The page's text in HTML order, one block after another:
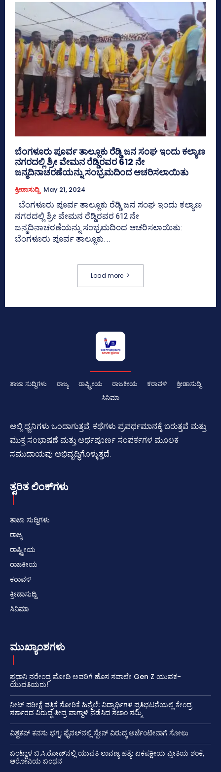
ಬೆಂಗಳೂರು ಪೂರ್ವ ತಾಲ್ಲೂಕು ರೆಡ್ಡಿ ಜನ ಸಂಘ ಇಂದು ಕಲ್ಯಾಣ
ನಗರದಲ್ಲಿ ಶ್ರೀ ವೇಮನ ರೆಡ್ಡಿರವರ 612 ನೇ
ಜನ್ಮದಿನಾಚರಣೆಯನ್ನು ಸಂಭ್ರಮದಿಂದ ಆಚರಿಸಲಾಯಿತು
ಕ್ರೀಡಾಸುದ್ದಿ May 21, 2024
ನಗರದಲ್ಲಿ ಶ್ರೀ ವೇಮನ ರೆಡ್ಡಿರವರ 612 ನೇ
ಜನ್ಮದಿನಾಚರಣೆಯನ್ನು ಸಂಭ್ರಮದಿಂದ ಆಚರಿಸಲಾಯಿತು:
ಬೆಂಗಳೂರು ಪೂರ್ವ ತಾಲ್ಲೂಕು...
Load more
ತಾಜಾ ಸುದ್ದಿಗಳು ರಾಜ್ಯ ರಾಷ್ಟ್ರೀಯ ರಾಜಕೀಯ ಕರಾವಳಿ
ಕ್ರೀಡಾಸುದ್ದಿ
ಸಿನಿಮಾ
ಅಲ್ಲಿ ಧ್ವನಿಗಳು ಒಂದಾಗುತ್ತವೆ, ಕಥೆಗಳು ಪ್ರವರ್ಧಮಾನಕ್ಕೆ ಬರುತ್ತವೆ ಮತ್ತು
ಮುಕ್ತ ಸಂಭಾಷಣೆ ಮತ್ತು ಅರ್ಥಪೂರ್ಣ ಸಂಪರ್ಕಗಳ ಮೂಲಕ
ಸಮುದಾಯವು ಅಭಿವೃದ್ಧಿಗೊಳ್ಳುತ್ತದೆ.
ತ್ವರಿತ ಲಿಂಕ್‌ಗಳು
ತಾಜಾ ಸುದ್ದಿಗಳು
ರಾಜ್ಯ
ರಾಷ್ಟ್ರೀಯ
ರಾಜಕೀಯ
ಕರಾವಳಿ
ಕ್ರೀಡಾಸುದ್ದಿ
ಸಿನಿಮಾ
ಮುಖ್ಯಾಂಶಗಳು
ಪ್ರಧಾನಿ ನರೇಂದ್ರ ಮೋದಿ ಅವರಿಗೆ ಹೊಸ ಸವಾಲೇ Gen Z ಯುವಕ-
ಯುವತಿಯರು!
ನೀಟ್ ಪರೀಕ್ಷೆ ಪತ್ರಿಕೆ ಸೋರಿಕೆ ಹಿನ್ನೆಲೆ: ವಿದ್ಯಾರ್ಥಿಗಳ ಪ್ರತಿಭಟನೆಯಲ್ಲಿ ಕೇಂದ್ರ
ಸರ್ಕಾರದ ವಿರುದ್ಧ ತೀವ್ರ ವಾಗ್ದಾಳಿ ನಡೆಸಿದ ಸಲಾಂ ಸಮ್ಮಿ
ವಿಶ್ವಕಪ್ ಕನಸು ಭಗ್ನ: ಫೈನಲ್‌ನಲ್ಲಿ ಸ್ಪೇನ್ ವಿರುದ್ಧ ಅರ್ಜೆಂಟೀನಾಗೆ ಸೋಲು
ಬಂಟ್ವಾಳ ಬಿ.ಸಿ.ರೋಡ್‌ನಲ್ಲಿ ಯುವತಿ ಲಾವಣ್ಯ ಹತ್ಯೆ: ಏಕಪಕ್ಷೀಯ ಪ್ರೀತಿಯ ಶಂಕೆ,
ಆರೋಪಿಯ ಬಂಧನ